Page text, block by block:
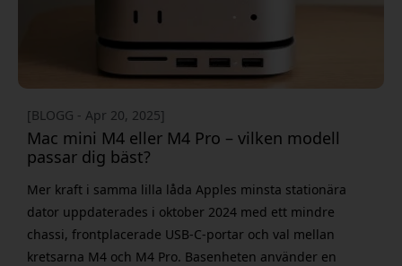
[BLOGG - Apr 20, 2025]
Mac mini M4 eller M4 Pro – vilken modell
passar dig bäst?
Mer kraft i samma lilla låda Apples minsta stationära
dator uppdaterades i oktober 2024 med ett mindre
chassi, frontplacerade USB‑C‑portar och val mellan
kretsarna M4 och M4 Pro. Basenheten använder en